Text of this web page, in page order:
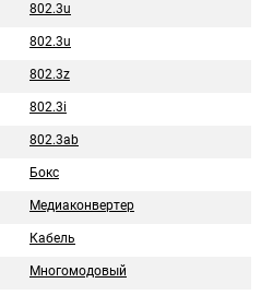
802.3u
802.3u
802.3z
802.3i
802.3ab
Бокс
Медиаконвертер
Кабель
Многомодовый